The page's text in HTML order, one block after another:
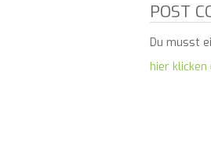
POST
Du musst
hier klicken